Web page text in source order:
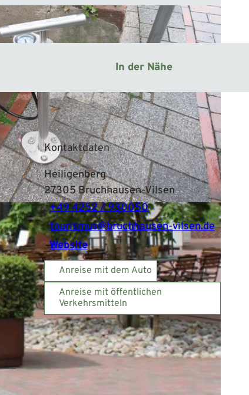
In der Nähe
Kontaktdaten
Heiligenberg
27305Bruchhausen-Vilsen
+49 4252 / 930050
tourismus@bruchhausen-vilsen.de
Website
Anreise mit dem Auto
Anreise mit öffentlichen
Verkehrsmitteln